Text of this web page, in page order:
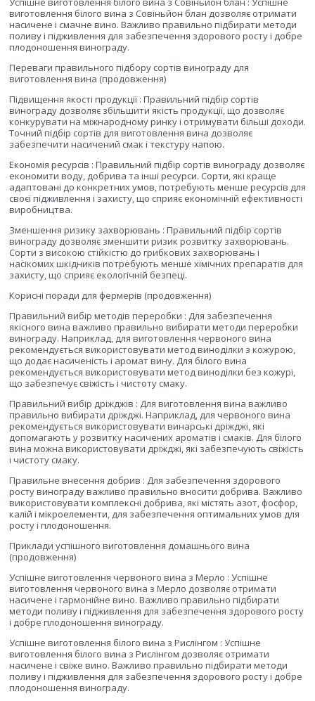
виготовлення білого вина з Совіньйон блан дозволяє отримати
насичене і смачне вино. Важливо правильно підбирати методи
поливу і підживлення для забезпечення здорового росту і добре
плодоношення винограду.
Переваги правильного підбору сортів винограду для
виготовлення вина (продовження)
Підвищення якості продукції : Правильний підбір сортів
винограду дозволяє збільшити якість продукції, що дозволяє
конкурувати на міжнародному ринку і отримувати більші доходи.
Точний підбір сортів для виготовлення вина дозволяє
забезпечити насичений смак і текстуру напою.
Економія ресурсів : Правильний підбір сортів винограду дозволяє
економити воду, добрива та інші ресурси. Сорти, які краще
адаптовані до конкретних умов, потребують менше ресурсів для
своєї підживлення і захисту, що сприяє економічній ефективності
виробництва.
Зменшення ризику захворювань : Правильний підбір сортів
винограду дозволяє зменшити ризик розвитку захворювань.
Сорти з високою стійкістю до грибкових захворювань і
насікомих шкідників потребують менше хімічних препаратів для
захисту, що сприяє екологічній безпеці.
Корисні поради для фермерів (продовження)
Правильний вибір методів переробки : Для забезпечення
якісного вина важливо правильно вибирати методи переробки
винограду. Наприклад, для виготовлення червоного вина
рекомендується використовувати метод виноділки з кожурою,
що додає насиченість і аромат вину. Для білого вина
рекомендується використовувати метод виноділки без кожурі,
що забезпечує свіжість і чистоту смаку.
Правильний вибір дріжджів : Для виготовлення вина важливо
правильно вибирати дріжджі. Наприклад, для червоного вина
рекомендується використовувати винарські дріжджі, які
допомагають у розвитку насичених ароматів і смаків. Для білого
вина можна використовувати дріжджі, які забезпечують свіжість
і чистоту смаку.
Правильне внесення добрив : Для забезпечення здорового
росту винограду важливо правильно вносити добрива. Важливо
використовувати комплексні добрива, які містять азот, фосфор,
калій і мікроелементи, для забезпечення оптимальних умов для
росту і плодоношення.
Приклади успішного виготовлення домашнього вина
(продовження)
Успішне виготовлення червоного вина з Мерло : Успішне
виготовлення червоного вина з Мерло дозволяє отримати
насичене і гармонійне вино. Важливо правильно підбирати
методи поливу і підживлення для забезпечення здорового росту
і добре плодоношення винограду.
Успішне виготовлення білого вина з Рислінгом : Успішне
виготовлення білого вина з Рислінгом дозволяє отримати
насичене і свіже вино. Важливо правильно підбирати методи
поливу і підживлення для забезпечення здорового росту і добре
плодоношення винограду.